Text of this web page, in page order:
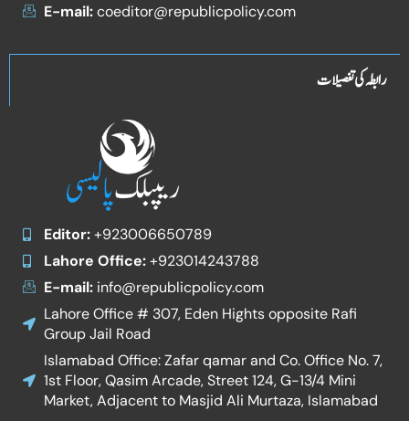
E-mail:coeditor@republicpolicy.com
رابطہ کی تفصیلات
Editor:+923006650789
Lahore Office:+923014243788
E-mail:info@republicpolicy.com
Lahore Office # 307, Eden Hights opposite Rafi
Group Jail Road
Islamabad Office: Zafar qamar and Co. Office No. 7,
1st Floor, Qasim Arcade, Street 124, G-13/4 Mini
Market, Adjacent to Masjid Ali Murtaza, Islamabad